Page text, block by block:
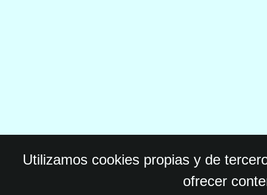
Utilizamos cookies propias y de
ofrecer